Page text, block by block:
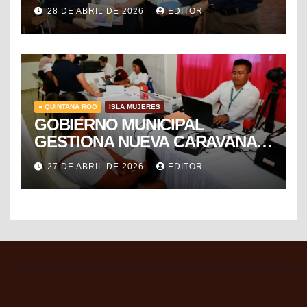
MÉXICO
28 DE ABRIL DE 2026 EDITOR
● QUINTANA ROO ISLA MUJERES
GOBIERNO MUNICIPAL
GESTIONA NUEVA CARAVANA
DE FORMALIZACIÓN Y
PROGRESO DEL SAT PARA
FACILITAR TRÁMITES FISCALES
27 DE ABRIL DE 2026 EDITOR